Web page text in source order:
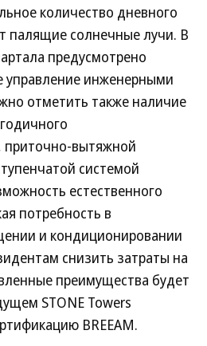
количество дневного
палящие солнечные лучи. В
предусмотрено
управление инженерными
отметить также наличие
приточно-вытяжной
системой
естественного
потребность в
и кондиционировании
снизить затраты на
преимущества будет
STONE Towers
BREEAM.